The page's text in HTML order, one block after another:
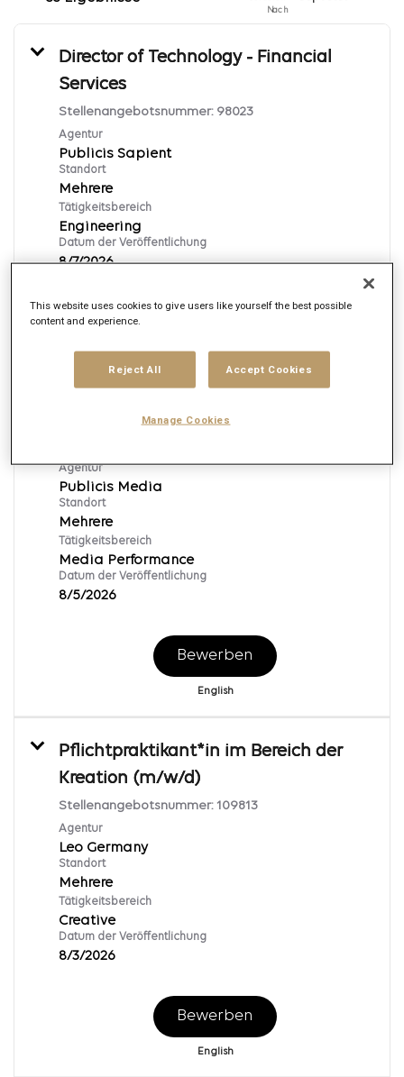
Nach
Director of Technology - Financial
Services
Stellenangebotsnummer: 98023
Agentur
Publicis Sapient
Standort
Mehrere
Tätigkeitsbereich
Engineering
Datum der Veröffentlichung
8/7/2026
Junior SEA Manager (all genders)
Agentur
Publicis Media
Standort
Mehrere
Tätigkeitsbereich
Media Performance
Datum der Veröffentlichung
8/5/2026
Bewerben
English
Pflichtpraktikant*in im Bereich der
Kreation (m/w/d)
Stellenangebotsnummer: 109813
Agentur
Leo Germany
Standort
Mehrere
Tätigkeitsbereich
Creative
Datum der Veröffentlichung
8/3/2026
Bewerben
English
This website uses cookies to give users like yourself the best possible
content and experience.
Reject All Accept Cookies
Manage Cookies